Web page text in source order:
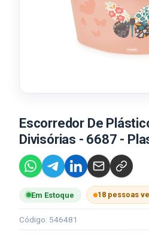
Escorredor De
Divisórias - 6687 -
Em Estoque 18 pessoas
Código: 546481